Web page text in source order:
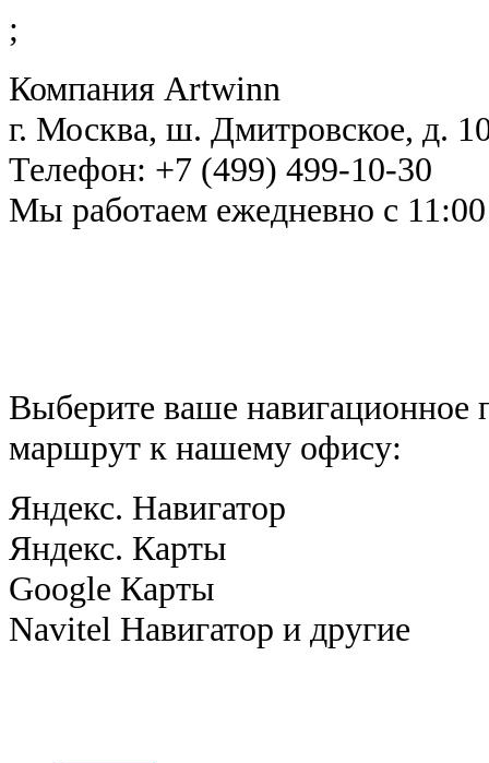
;
Компания Artwinn
г. Москва, ш. Дмитровское, д.
Телефон: +7 (499) 499-10-30
Мы работаем ежедневно с
Выберите ваше навигационное
маршрут к нашему офису:
Яндекс. Навигатор
Яндекс. Карты
Google Карты
Navitel Навигатор и другие